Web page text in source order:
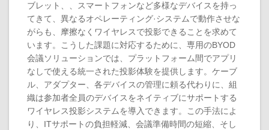
ブレット、、スマートフォンなど多様なデバイスを持っ
てきて、異なるオペレーティング·システムで動作させな
がらも、摩擦なくワイヤレスで投影できることを求めて
います。こうした課題に対応するために、専用のBYOD
会議ソリューションでは、プラットフォーム間でアプリ
なしで使える統一された投影体験を提供します。ケーブ
ル、アダプター、各デバイスの管理に頼る代わりに、組
織は参加者全員のデバイスをネイティブにサポートする
ワイヤレス投影システムを導入できます。この手法によ
り、ITサポートの負担軽減、会議準備時間の短縮、そし